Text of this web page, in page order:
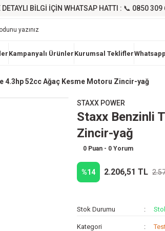
DETAYLI BİLGİ İÇİN WHATSAP HATTI : 📞 0850 309
Kampanyalı Ürünler Kurumsal Teklifler
4.3hp 52cc Ağaç Kesme Motoru Zincir-yağ
STAXX POWER
Staxx Benzinli
Zincir-yağ
0 Puan - 0 Yorum
%14 2.206,51 TL
Stok Durumu
Kategori